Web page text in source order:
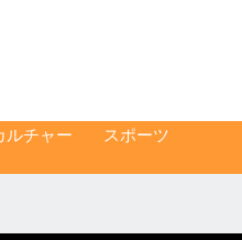
ルチャー
スポーツ